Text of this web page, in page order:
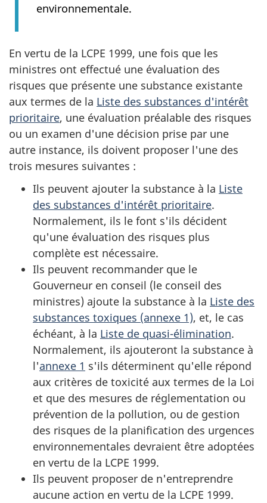
environnementale.
En vertu de la LCPE 1999, une fois que les
ministres ont effectué une évaluation des
risques que présente une substance existante
aux termes de la Liste des substances d'intérêt
prioritaire, une évaluation préalable des risques
ou un examen d'une décision prise par une
autre instance, ils doivent proposer l'une des
trois mesures suivantes :
Ils peuvent ajouter la substance à la Liste
des substances d'intérêt prioritaire.
Normalement, ils le font s'ils décident
qu'une évaluation des risques plus
complète est nécessaire.
Ils peuvent recommander que le
Gouverneur en conseil (le conseil des
ministres) ajoute la substance à la Liste des
substances toxiques (annexe 1), et, le cas
échéant, à la Liste de quasi-élimination.
Normalement, ils ajouteront la substance à
l'annexe 1 s'ils déterminent qu'elle répond
aux critères de toxicité aux termes de la Loi
et que des mesures de réglementation ou
prévention de la pollution, ou de gestion
des risques de la planification des urgences
environnementales devraient être adoptées
en vertu de la LCPE 1999.
Ils peuvent proposer de n'entreprendre
aucune action en vertu de la LCPE 1999.